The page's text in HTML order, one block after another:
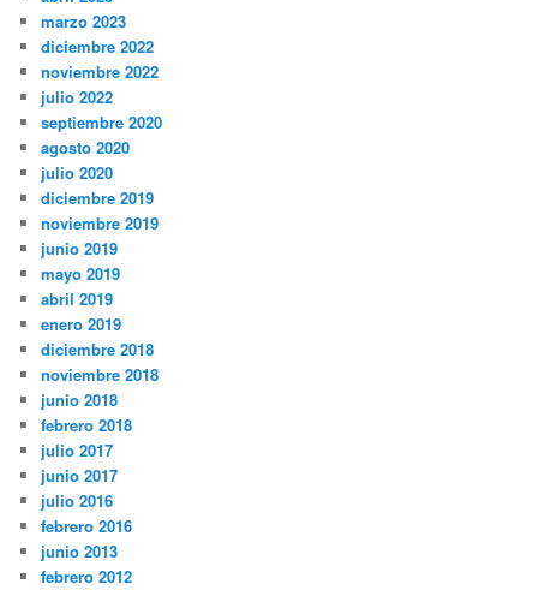
marzo 2023
diciembre 2022
noviembre 2022
julio 2022
septiembre 2020
agosto 2020
julio 2020
diciembre 2019
noviembre 2019
junio 2019
mayo 2019
abril 2019
enero 2019
diciembre 2018
noviembre 2018
junio 2018
febrero 2018
julio 2017
junio 2017
julio 2016
febrero 2016
junio 2013
febrero 2012